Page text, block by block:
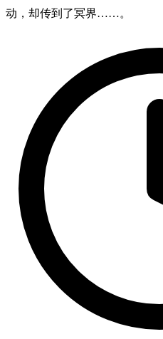
动，却传到了冥界……。